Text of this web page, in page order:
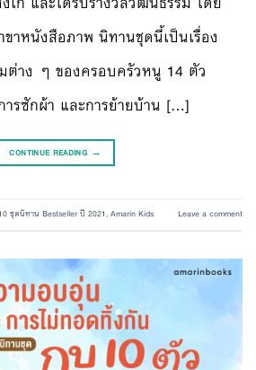
าหนังสือภาพ นิทานชุดนี้เป็นเรื่อง
ต่าง ๆ ของครอบครัวหนู 14 ตัว
ารซักผ้า และการย้ายบ้าน […]
CONTINUE READING →
ชุดนิทาน Bestseller ปี 2021,Amarin Kids Leave a comment